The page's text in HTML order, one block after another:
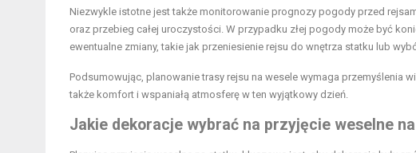
Niezwykle istotne jest także monitorowanie prognozy pogody przed
oraz przebieg całej uroczystości. W przypadku złej pogody może być
ewentualne zmiany, takie jak przeniesienie rejsu do wnętrza statku lub
Podsumowując, planowanie trasy rejsu na wesele wymaga przemyślenia
także komfort i wspaniałą atmosferę w ten wyjątkowy dzień.
Jakie dekoracje wybrać na przyjęcie weselne